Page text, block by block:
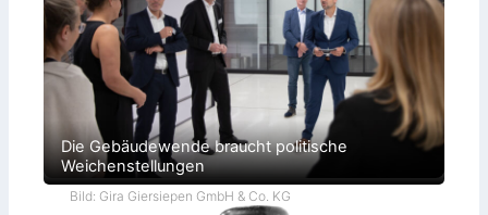
Die Gebäudewende braucht politische
Weichenstellungen
Bild: Gira Giersiepen GmbH & Co. KG